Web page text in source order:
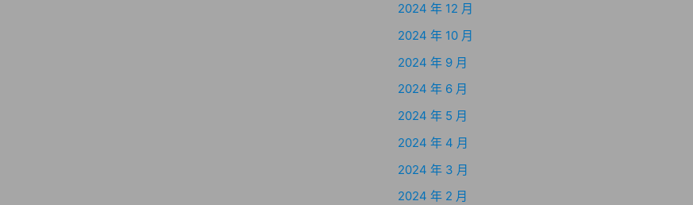
2024 年 12 月
2024 年 10 月
2024 年 9 月
2024 年 6 月
2024 年 5 月
2024 年 4 月
2024 年 3 月
2024 年 2 月